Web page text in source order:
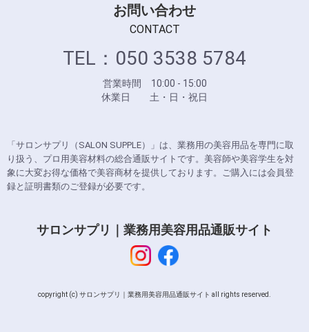
お問い合わせ
CONTACT
TEL：050 3538 5784
営業時間 10:00 - 15:00
休業日 土・日・祝日
「サロンサプリ（SALON SUPPLE）」は、業務用の美容用品を専門に取
り扱う、プロ用美容材料の総合通販サイトです。美容師や美容学生を対
象に大変お得な価格で美容商材を提供しております。ご購入には会員登
録と証明書類のご登録が必要です。
サロンサプリ｜業務用美容用品通販サイト
copyright (c) サロンサプリ｜業務用美容用品通販サイト all rights reserved.